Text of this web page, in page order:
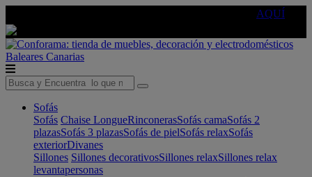
AQUÍ
Baleares Canarias
Sofás
Sofás Chaise LongueRinconerasSofás camaSofás 2
plazasSofás 3 plazasSofás de pielSofás relaxSofás
exteriorDivanes
Sillones Sillones decorativosSillones relaxSillones relax
levantapersonas